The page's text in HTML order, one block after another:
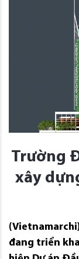
Trường
xây
đang triển